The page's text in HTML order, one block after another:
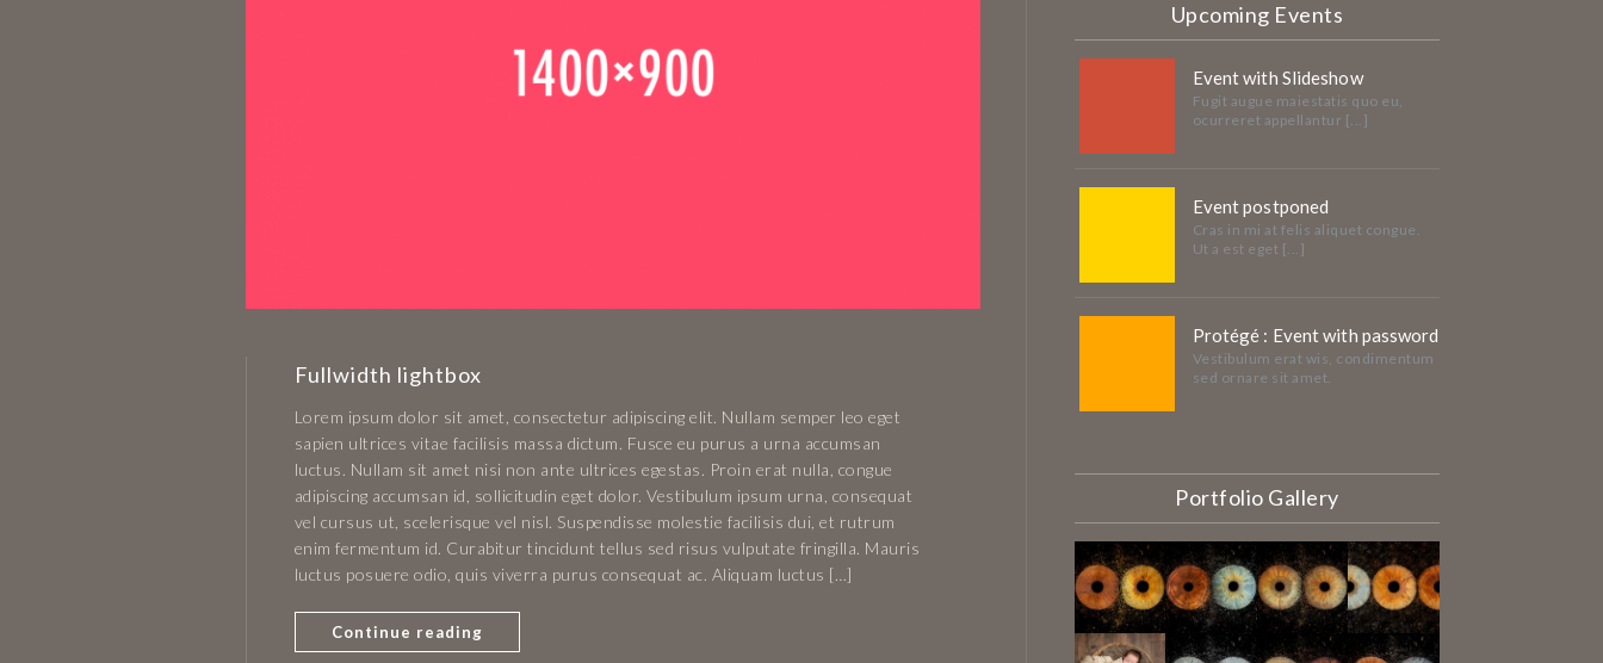
Fullwidth lightbox
Lorem ipsum dolor sit amet, consectetur adipiscing elit. Nullam semper leo eget
sapien ultrices vitae facilisis massa dictum. Fusce eu purus a urna accumsan
luctus. Nullam sit amet nisi non ante ultrices egestas. Proin erat nulla, congue
adipiscing accumsan id, sollicitudin eget dolor. Vestibulum ipsum urna, consequat
vel cursus ut, scelerisque vel nisl. Suspendisse molestie facilisis dui, et rutrum
enim fermentum id. Curabitur tincidunt tellus sed risus vulputate fringilla. Mauris
luctus posuere odio, quis viverra purus consequat ac. Aliquam luctus […]
Continue reading
Upcoming Events
Event with Slideshow
Fugit augue maiestatis quo eu,
ocurreret appellantur [...]
Event postponed
Cras in mi at felis aliquet congue.
Ut a est eget [...]
Protégé : Event with password
Vestibulum erat wis, condimentum
sed ornare sit amet.
Portfolio Gallery